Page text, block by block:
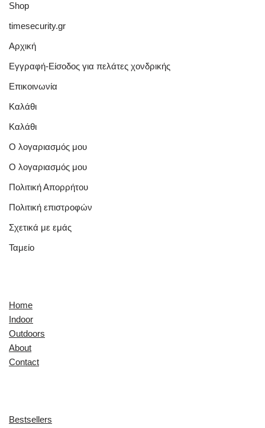
Shop
timesecurity.gr
Αρχική
Εγγραφή-Είσοδος για πελάτες χονδρικής
Επικοινωνία
Καλάθι
Καλάθι
Ο λογαριασμός μου
Ο λογαριασμός μου
Πολιτική Απορρήτου
Πολιτική επιστροφών
Σχετικά με εμάς
Ταμείο
Home
Indoor
Outdoors
About
Contact
Bestsellers